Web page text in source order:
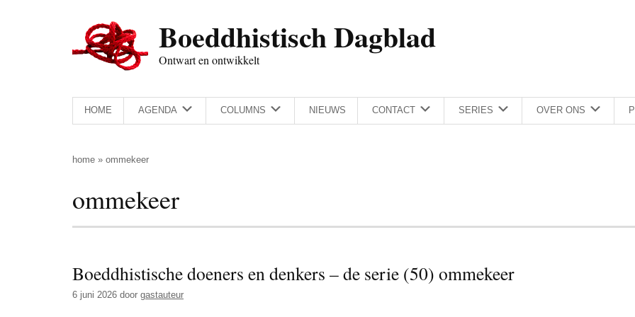
Boeddhistisch Dagblad
Ontwart en ontwikkelt
HOME AGENDA COLUMNS NIEUWS CONTACT SERIES OVER ONS
home » ommekeer
ommekeer
Boeddhistische doeners en denkers – de serie (50) ommekeer
6 juni 2026 door gastauteur